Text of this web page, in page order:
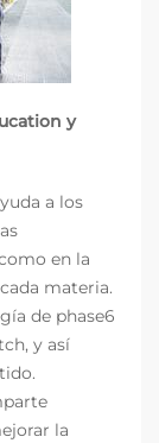
y
a los
en la
materia.
de phase6
y así
la